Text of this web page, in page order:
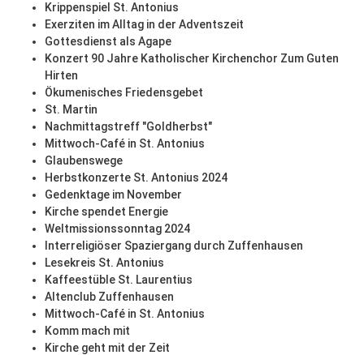
Krippenspiel St. Antonius
Exerziten im Alltag in der Adventszeit
Gottesdienst als Agape
Konzert 90 Jahre Katholischer Kirchenchor Zum Guten
Hirten
Ökumenisches Friedensgebet
St. Martin
Nachmittagstreff "Goldherbst"
Mittwoch-Café in St. Antonius
Glaubenswege
Herbstkonzerte St. Antonius 2024
Gedenktage im November
Kirche spendet Energie
Weltmissionssonntag 2024
Interreligiöser Spaziergang durch Zuffenhausen
Lesekreis St. Antonius
Kaffeestüble St. Laurentius
Altenclub Zuffenhausen
Mittwoch-Café in St. Antonius
Komm mach mit
Kirche geht mit der Zeit